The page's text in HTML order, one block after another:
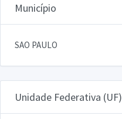
Município
SAO PAULO
Unidade Federativa (UF)